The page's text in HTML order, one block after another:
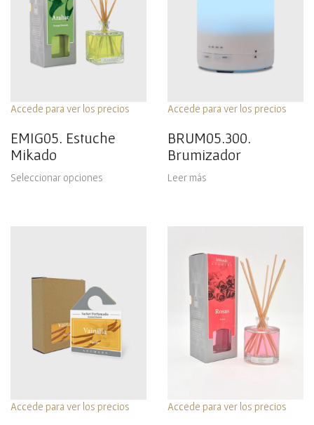
Accede para ver los precios
EMIG05. Estuche
Mikado
Seleccionar opciones
Accede para ver los precios
BRUM05.300.
Brumizador
Leer más
Accede para ver los precios Accede para ver los precios